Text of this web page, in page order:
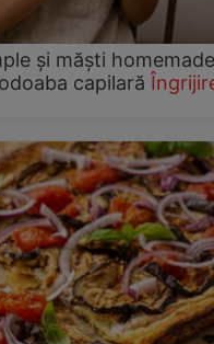
și măști homemade
capilară